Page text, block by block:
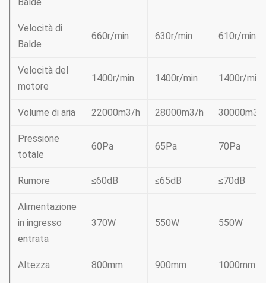
Velocità di
Balde
660r/min 630r/min 610r/min
Velocità del
motore
1400r/min 1400r/min 1400r/min
Volume di aria 22000m3/h 28000m3/h 30000m3/
Pressione
totale
60Pa 65Pa 70Pa
Rumore ≤60dB ≤65dB ≤70dB
Alimentazione
in ingresso
entrata
370W 550W 550W
Altezza 800mm 900mm 1000mm